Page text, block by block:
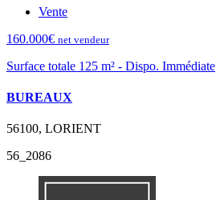
Vente
160.000€ net vendeur
Surface totale 125 m² - Dispo. Immédiate
BUREAUX
56100, LORIENT
56_2086